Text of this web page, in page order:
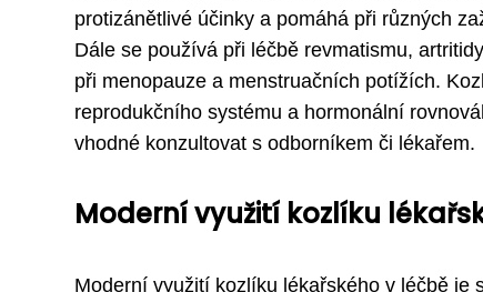
protizánětlivé účinky a pomáhá při různých
Dále se používá při léčbě revmatismu,
při menopauze a menstruačních potížích.
reprodukčního systému a hormonální
vhodné konzultovat s odborníkem či lékařem.
Moderní využití kozlíku
Moderní využití kozlíku lékařského v léčbě je